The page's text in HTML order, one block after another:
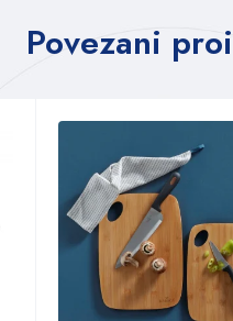
Povezani